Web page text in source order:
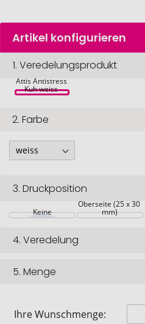
Artikel konfigurieren
1.Veredelungsprodukt
Attis Antistress
Kuh weiss
2.Farbe
3.Druckposition
Keine
Oberseite (25 x 30
mm)
4.Veredelung
5.Menge
Ihre Wunschmenge: